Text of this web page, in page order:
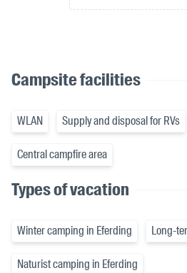
Campsite facilities
WLAN Supply and disposal for RVs
Central campfire area
Types of vacation
Winter camping in Eferding Long-
Naturist camping in Eferding